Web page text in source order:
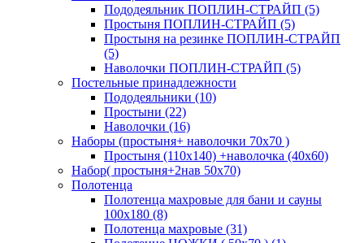
Пододеяльник ПОПЛИН-СТРАЙП (5)
Простыня ПОПЛИН-СТРАЙП (5)
Простыня на резинке ПОПЛИН-СТРАЙП
(5)
Наволочки ПОПЛИН-СТРАЙП (5)
Постельные принадлежности
Пододеяльники (10)
Простыни (22)
Наволочки (16)
Наборы (простыня+ наволочки 70х70 )
Простыня (110х140) +наволочка (40х60)
Набор( простыня+2нав 50х70)
Полотенца
Полотенца махровые для бани и сауны
100х180 (8)
Полотенца махровые (31)